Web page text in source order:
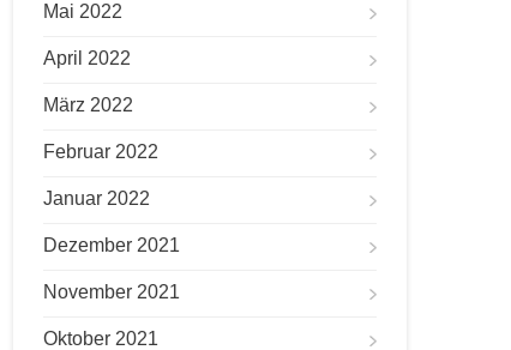
Mai 2022
April 2022
März 2022
Februar 2022
Januar 2022
Dezember 2021
November 2021
Oktober 2021